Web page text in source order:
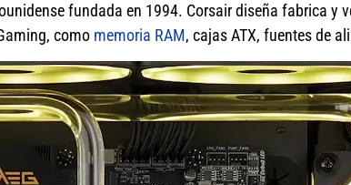
fundada en 1994. Corsair diseña fabrica y
como memoria RAM, cajas ATX, fuentes de